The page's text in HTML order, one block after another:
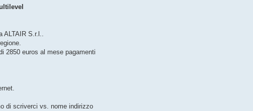
ALTAIR S.r.l..
2850 euros al mese pagamenti
di scriverci vs. nome indirizzo